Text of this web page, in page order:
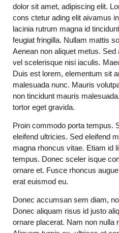
dolor sit amet, adipiscing elit.
cons ctetur ading elit aivamus
lacinia rutrum magna id
feugiat fringilla. Nullam mattis
Aenean non aliquet metus.
vel scelerisque nisi iaculis.
Duis est lorem, elementum sit
malesuada nunc. Mauris
non tincidunt mauris
tortor eget gravida.
Proin commodo porta tempus.
eleifend ultricies. Sed eleifend
magna rhoncus vitae. Etiam id
tempus. Donec sceler isque
ornare et. Fusce rhoncus
erat euismod eu.
Donec accumsan sem diam,
Donec aliquam risus id justo
ornare placerat. Nam non nulla